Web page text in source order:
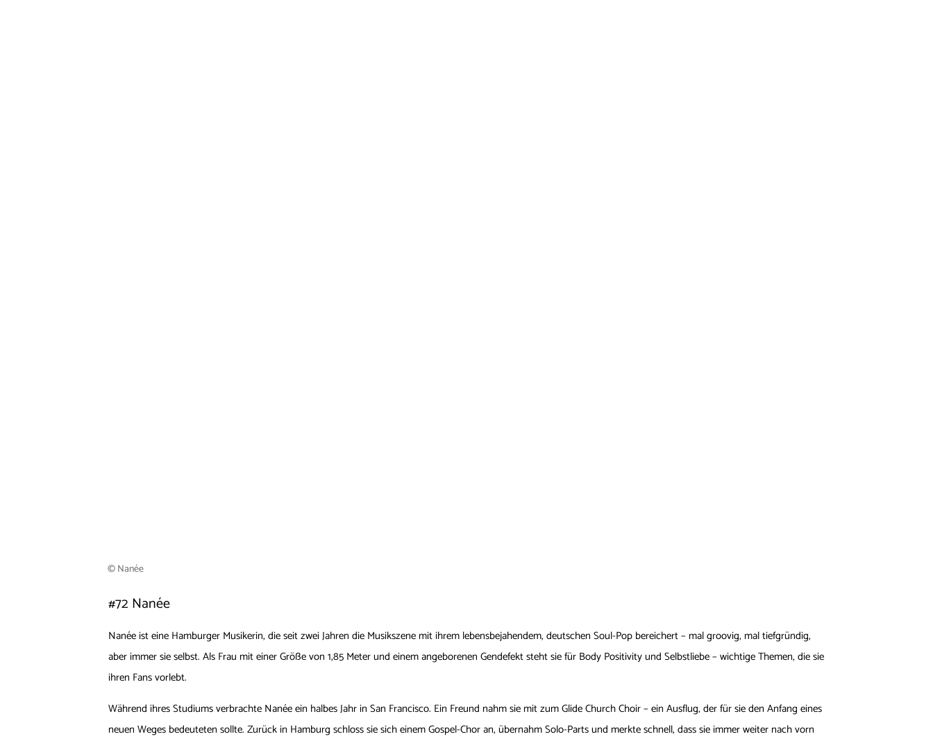
© Nanée
#72 Nanée
Nanée ist eine Hamburger Musikerin, die seit zwei Jahren die Musikszene mit ihrem lebensbejahendem, deutschen Soul-Pop bereichert – mal groovig, mal tiefgründig,
aber immer sie selbst. Als Frau mit einer Größe von 1,85 Meter und einem angeborenen Gendefekt steht sie für Body Positivity und Selbstliebe – wichtige Themen, die sie
ihren Fans vorlebt.
Während ihres Studiums verbrachte Nanée ein halbes Jahr in San Francisco. Ein Freund nahm sie mit zum Glide Church Choir – ein Ausflug, der für sie den Anfang eines
neuen Weges bedeuteten sollte. Zurück in Hamburg schloss sie sich einem Gospel-Chor an, übernahm Solo-Parts und merkte schnell, dass sie immer weiter nach vorn